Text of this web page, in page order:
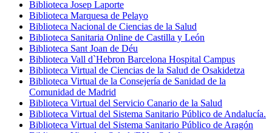
Biblioteca Josep Laporte
Biblioteca Marquesa de Pelayo
Biblioteca Nacional de Ciencias de la Salud
Biblioteca Sanitaria Online de Castilla y León
Biblioteca Sant Joan de Déu
Biblioteca Vall d`Hebron Barcelona Hospital Campus
Biblioteca Virtual de Ciencias de la Salud de Osakidetza
Biblioteca Virtual de la Consejería de Sanidad de la
Comunidad de Madrid
Biblioteca Virtual del Servicio Canario de la Salud
Biblioteca Virtual del Sistema Sanitario Público de Andalucía.
Biblioteca Virtual del Sistema Sanitario Público de Aragón